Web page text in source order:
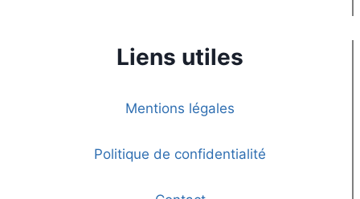
Liens utiles
Mentions légales
Politique de confidentialité